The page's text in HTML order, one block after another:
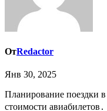
ОтRedactor
Янв 30, 2025
Планирование поездки в Москву часто начинается с вопроса о
стоимости авиабилетов․